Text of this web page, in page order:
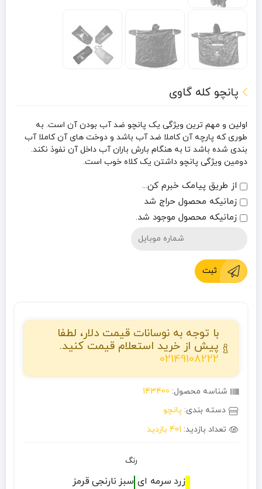
پانچو کله گاوی
اولین و مهم ترین ویژگی یک پانچو ضد آب بودن آن است. به
طوری که پارچه آن کاملا ضد آب باشد و دوخت های آن کاملا آب
بندی شده باشد تا به هنگام بارش باران آب داخل آن نفوذ نکند.
دومین ویژگی پانچو داشتن یک کلاه خوب است.
از طریق پیامک خبرم کن...
زمانیکه محصول حراج شد
زمانیکه محصول موجود شد.
ثبت
با توجه به نوسانات قیمت دلار، لطفا
پیش از خرید استعلام قیمت کنید.
02149108222
شناسه محصول: 143400
دسته بندی: پانچو
تعداد بازدید: 401 بازدید
رنگ
زرد سرمه ای سبز نارنجی قرمز